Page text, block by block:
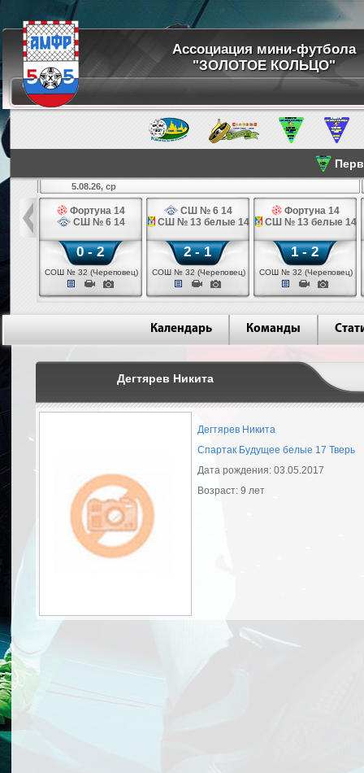
Ассоциация мини-футбола
"ЗОЛОТОЕ КОЛЬЦО"
14
5.08.26, ср
Фортуна 14
СШ № 6 14
0 - 2
СОШ № 32 (Череповец)
СШ № 6 14
СШ № 13 белые 14
2 - 1
СОШ № 32 (Череповец)
Фортуна 14
СШ № 13 белые 14
1 - 2
СОШ № 32 (Череповец)
Календарь Команды
Дегтярев Никита
Дегтярев Никита
Спартак Будущее белые 17 Тверь
Дата рождения: 03.05.2017
Возраст: 9 лет